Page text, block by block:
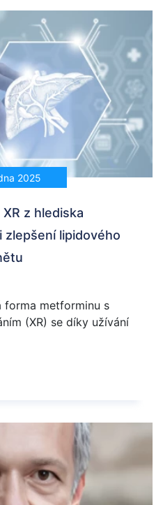
2025
z hlediska
lipidového
metforminu s
(XR) se díky užívání